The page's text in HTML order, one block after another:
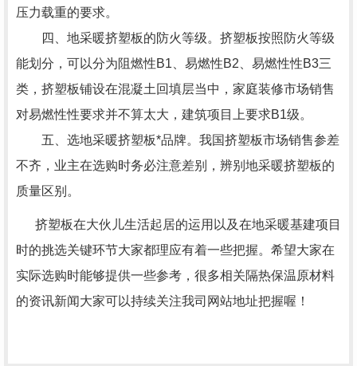
压力载重的要求。
四、地采暖挤塑板的防火等级。挤塑板按照防火等级
能划分，可以分为阻燃性B1、易燃性B2、易燃性性B3三
类，挤塑板铺设在混凝土回填层当中，家庭装修市场销售
对易燃性性要求并不算太大，建筑项目上要求B1级。
五、选地采暖挤塑板*品牌。我国挤塑板市场销售参差
不齐，业主在选购时务必注意差别，辨别地采暖挤塑板的
质量区别。
挤塑板在大伙儿生活起居的运用以及在地采暖基建项目
时的挑选关键环节大家都理应有着一些把握。希望大家在
实际选购时能够提供一些参考，很多相关隔热保温原材料
的资讯新闻大家可以持续关注我司网站地址把握喔！